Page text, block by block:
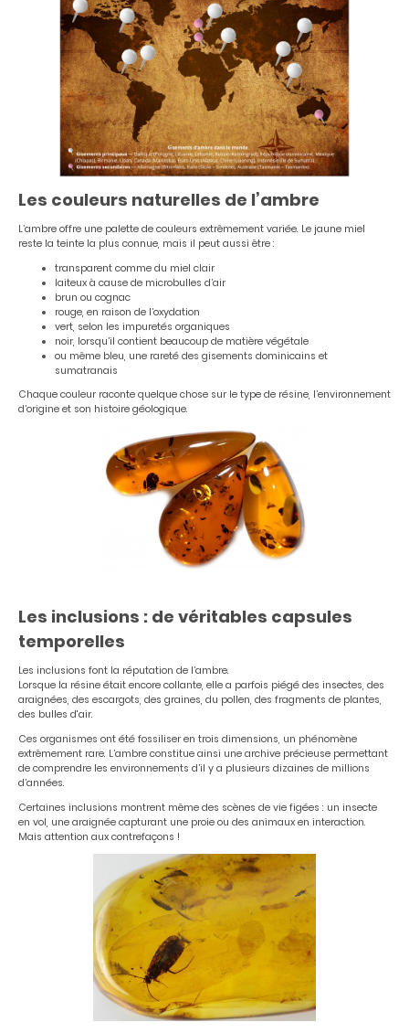
Les couleurs naturelles de l’ambre
L’ambre offre une palette de couleurs extrêmement variée. Le jaune miel
reste la teinte la plus connue, mais il peut aussi être :
transparent comme du miel clair
laiteux à cause de microbulles d’air
brun ou cognac
rouge, en raison de l’oxydation
vert, selon les impuretés organiques
noir, lorsqu’il contient beaucoup de matière végétale
ou même bleu, une rareté des gisements dominicains et
sumatranais
Chaque couleur raconte quelque chose sur le type de résine, l’environnement
d’origine et son histoire géologique.
Les inclusions : de véritables capsules
temporelles
Les inclusions font la réputation de l’ambre.
Lorsque la résine était encore collante, elle a parfois piégé des insectes, des
araignées, des escargots, des graines, du pollen, des fragments de plantes,
des bulles d'air.
Ces organismes ont été fossiliser en trois dimensions, un phénomène
extrêmement rare. L’ambre constitue ainsi une archive précieuse permettant
de comprendre les environnements d’il y a plusieurs dizaines de millions
d’années.
Certaines inclusions montrent même des scènes de vie figées : un insecte
en vol, une araignée capturant une proie ou des animaux en interaction.
Mais attention aux contrefaçons !